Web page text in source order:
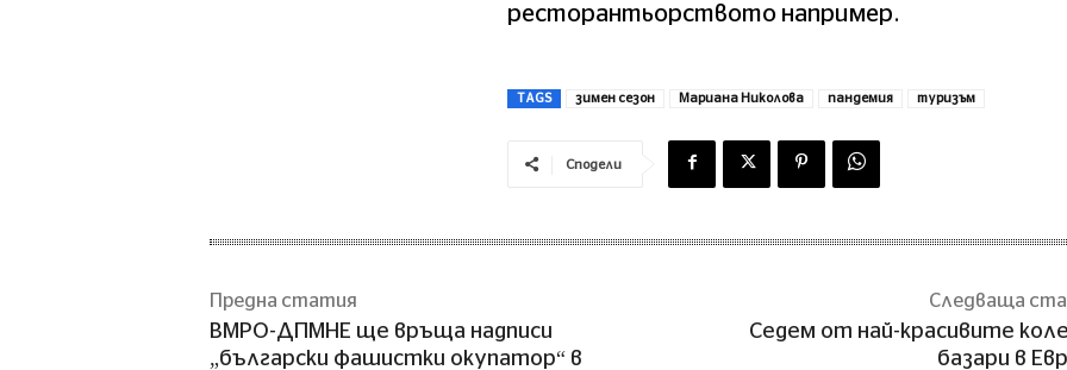
ресторантьорството например.
TAGS зимен сезон Мариана Николова пандемия туризъм
Сподели
Предна статия
ВМРО-ДПМНЕ ще връща надписи
„български фашистки окупатор“ в
Следваща
Седем от най-красивите
базари в